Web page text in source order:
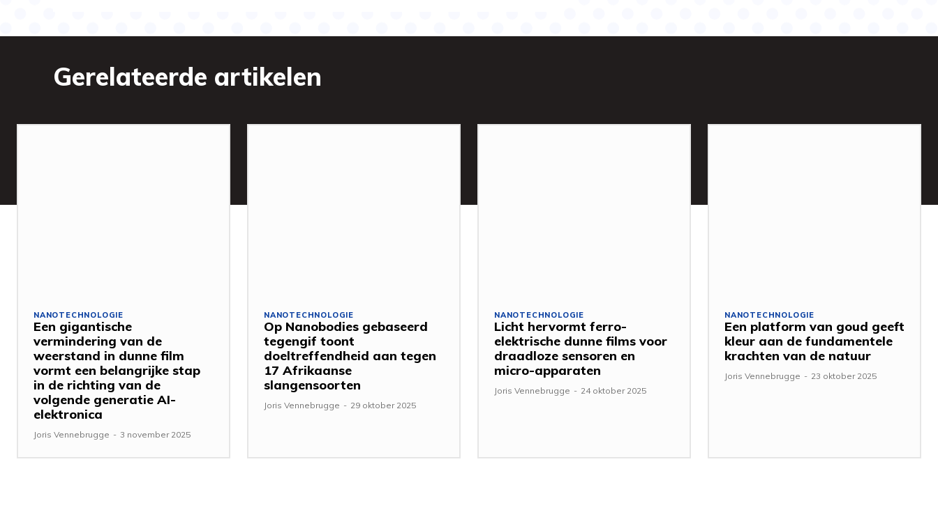
Gerelateerde artikelen
NANOTECHNOLOGIE
Een gigantische
vermindering van de
weerstand in dunne film
vormt een belangrijke stap
in de richting van de
volgende generatie AI-
elektronica
Joris Vennebrugge - 3 november 2025
NANOTECHNOLOGIE
Op Nanobodies gebaseerd
tegengif toont
doeltreffendheid aan tegen
17 Afrikaanse
slangensoorten
Joris Vennebrugge - 29 oktober 2025
NANOTECHNOLOGIE
Licht hervormt ferro-
elektrische dunne films voor
draadloze sensoren en
micro-apparaten
Joris Vennebrugge - 24 oktober 2025
NANOTECHNOLOGIE
Een platform van goud geeft
kleur aan de fundamentele
krachten van de natuur
Joris Vennebrugge - 23 oktober 2025